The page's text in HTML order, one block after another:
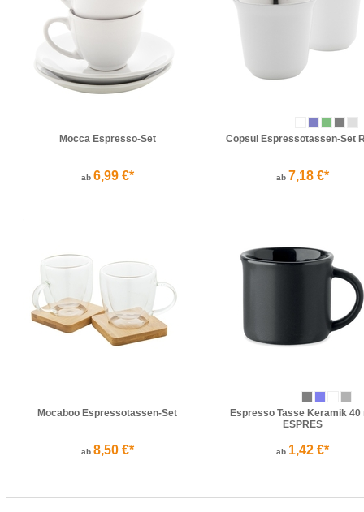
Mocca Espresso-Set
ab 6,99 €*
Copsul Espressotassen-Set
ab 7,18 €*
Mocaboo Espressotassen-Set
ab 8,50 €*
Espresso Tasse Keramik 40
ESPRES
ab 1,42 €*